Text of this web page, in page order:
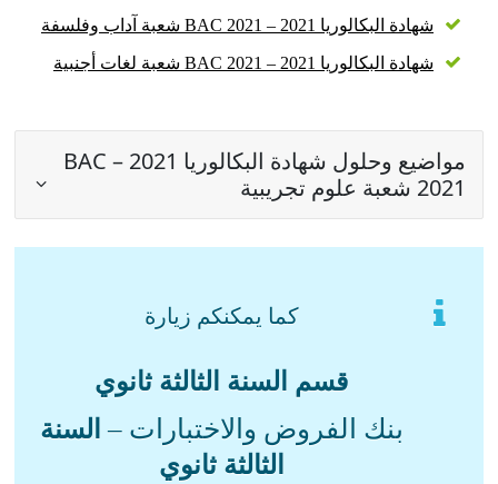
شهادة البكالوريا 2021 – BAC 2021 شعبة آداب وفلسفة
شهادة البكالوريا 2021 – BAC 2021 شعبة لغات أجنبية
مواضيع وحلول شهادة البكالوريا 2021 – BAC
2021 شعبة علوم تجريبية
كما يمكنكم زيارة
قسم السنة الثالثة ثانوي
بنك الفروض والاختبارات – السنة
الثالثة ثانوي